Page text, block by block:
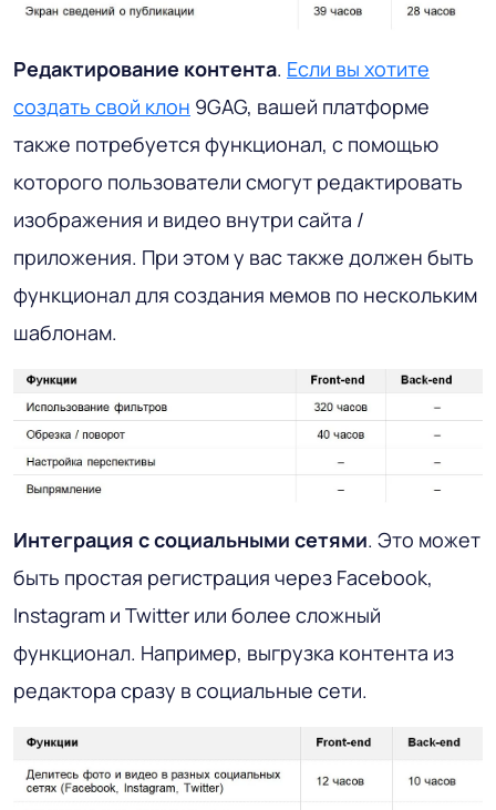
Редактирование контента. Если вы хотите
создать свой клон 9GAG, вашей платформе
также потребуется функционал, с помощью
которого пользователи смогут редактировать
изображения и видео внутри сайта /
приложения. При этом у вас также должен быть
функционал для создания мемов по нескольким
шаблонам.
Интеграция с социальными сетями. Это может
быть простая регистрация через Facebook,
Instagram и Twitter или более сложный
функционал. Например, выгрузка контента из
редактора сразу в социальные сети.